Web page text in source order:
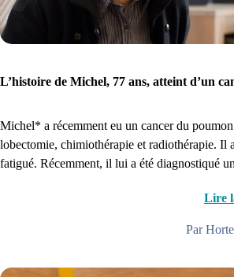
L’histoire de Michel, 77 ans, atteint d’un
Michel* a récemment eu un cancer du
lobectomie, chimiothérapie et radiothérapie. Il
fatigué. Récemment, il lui a été diagnostiqué
Lire
Par